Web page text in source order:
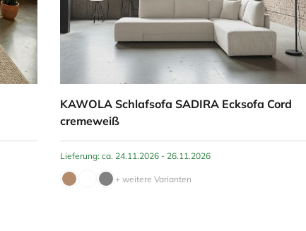
KAWOLA Schlafsofa SADIRA Ecksofa Cord
cremeweiß
Lieferung: ca. 24.11.2026 - 26.11.2026
+ weitere Varianten